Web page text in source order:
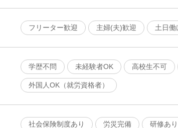
フリーター歓迎
主婦(夫)歓迎 土日働
学歴不問
未経験者OK 高校生不可
外国人OK（就労資格者）
社会保険制度あり
労災完備 研修あり